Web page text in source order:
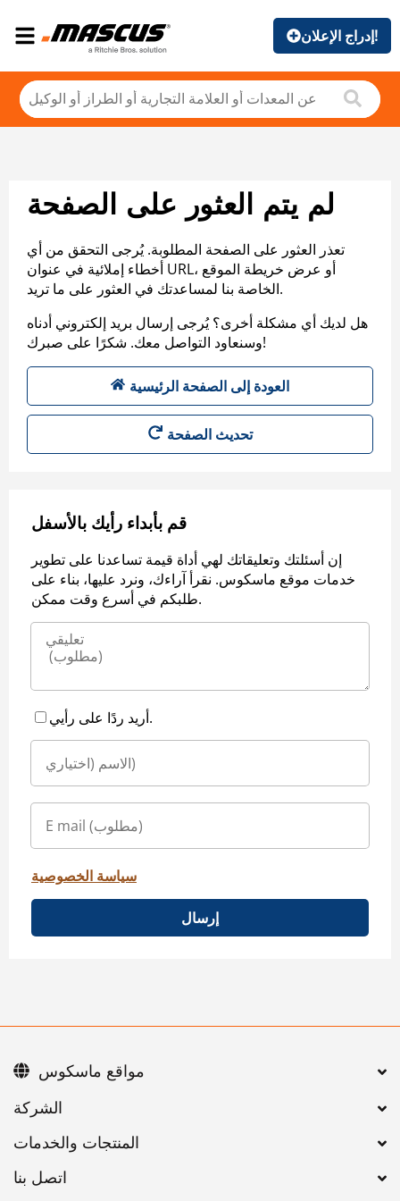
إدراج الإعلان!
لم يتم العثور على الصفحة
تعذر العثور على الصفحة المطلوبة. يُرجى التحقق من أي
أخطاء إملائية في عنوان URL، أو عرض خريطة الموقع
الخاصة بنا لمساعدتك في العثور على ما تريد.
هل لديك أي مشكلة أخرى؟ يُرجى إرسال بريد إلكتروني أدناه
وسنعاود التواصل معك. شكرًا على صبرك!
العودة إلى الصفحة الرئيسية
تحديث الصفحة
قم بأبداء رأيك بالأسفل
إن أسئلتك وتعليقاتك لهي أداة قيمة تساعدنا على تطوير
خدمات موقع ماسكوس. نقرأ آراءك، ونرد عليها، بناء على
طلبكم في أسرع وقت ممكن.
أريد ردًا على رأيي.
سياسة الخصوصية
إرسال
اتصل بنا
مواقع ماسكوس